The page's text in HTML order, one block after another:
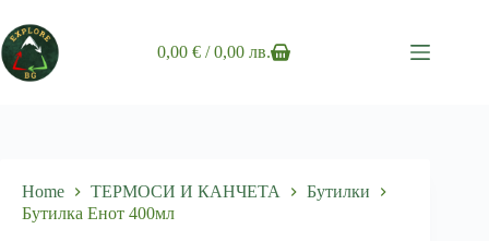
to
content
Shopping
0,00€ / 0,00 лв.
Home ТЕРМОСИ И КАНЧЕТА
Бутилки
Бутилка Енот 400мл